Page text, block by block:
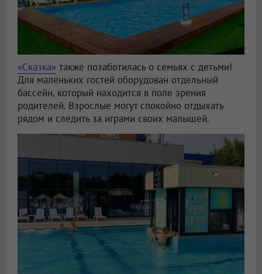
«Сказка» также позаботилась о семьях с детьми!
Для маленьких гостей оборудован отдельный
бассейн, который находится в поле зрения
родителей. Взрослые могут спокойно отдыхать
рядом и следить за играми своих малышей.